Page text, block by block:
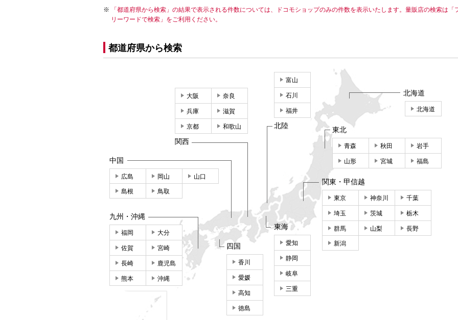
「都道府県から検索」の結果で表示される件数については、ドコモショップのみの件数を表示いたします。量販店の検索は「
リーワードで検索」をご利用ください。
都道府県から検索
北海道
北海道
東北
青森 秋田 岩手
山形 宮城 福島
関東・甲信越
東京 神奈川 千葉
埼玉 茨城 栃木
群馬 山梨 長野
新潟
東海
愛知
静岡
岐阜
三重
富山
石川
福井
北陸
大阪 奈良
兵庫 滋賀
京都 和歌山
関西
中国
広島 岡山 山口
島根 鳥取
四国
香川
愛媛
高知
徳島
九州・沖縄
福岡 大分
佐賀 宮崎
長崎 鹿児島
熊本 沖縄